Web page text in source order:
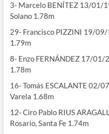
3- Marcelo BENÍTEZ 13/01/
Solano 1.78m
29- Francisco PIZZINI 19/
1.79m
8- Enzo FERNÁNDEZ 17/01/
1.78m
16- Tomás ESCALANTE 02/
Varela 1.68m
12- Ciro Pablo RIUS
Rosario, Santa Fe 1.74m